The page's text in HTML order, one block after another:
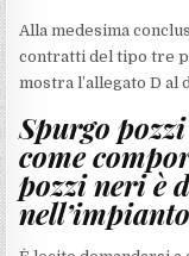
Alla medesima
contratti del tipo tre
mostra l’allegato D al
Spurgo
come
pozzi neri è
nell’impianto